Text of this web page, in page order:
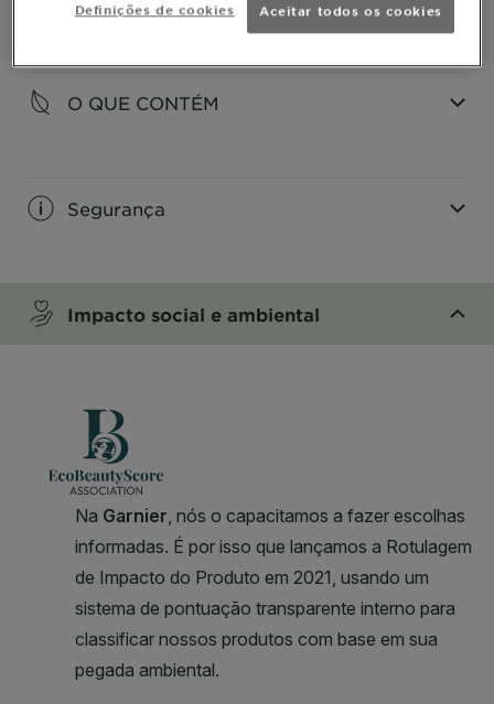
O QUE CONTÉM
Segurança
Impacto social e ambiental
Definições de cookies Aceitar todos os cookies